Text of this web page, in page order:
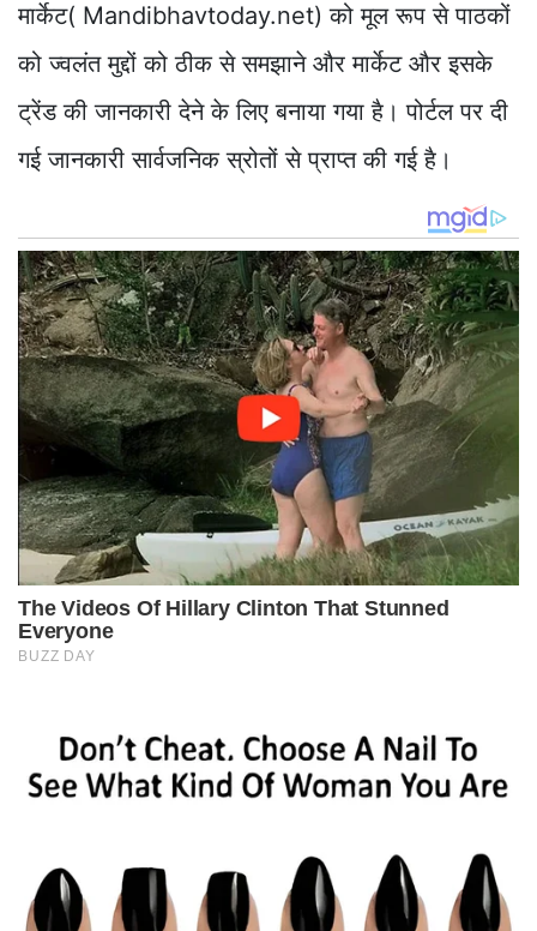
मार्केट( Mandibhavtoday.net) को मूल रूप से पाठकों
को ज्वलंत मुद्दों को ठीक से समझाने और मार्केट और इसके
ट्रेंड की जानकारी देने के लिए बनाया गया है। पोर्टल पर दी
गई जानकारी सार्वजनिक स्रोतों से प्राप्त की गई है।